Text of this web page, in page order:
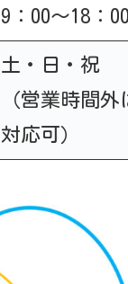
9：00～18：
土・日・祝
（営業時間
対応可）